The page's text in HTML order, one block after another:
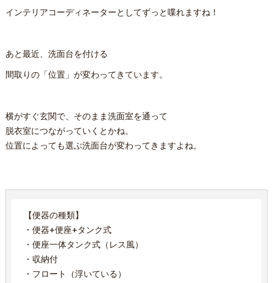
インテリアコーディネーターとしてずっと喋れますね！
あと最近、洗面台を付ける
間取りの「位置」が変わってきています。
横がすぐ玄関で、そのまま洗面室を通って
脱衣室につながっていくとかね。
位置によっても選ぶ洗面台が変わってきますよね。
【便器の種類】
・便器+便座+タンク式
・便座一体タンク式（レス風）
・収納付
・フロート（浮いている）